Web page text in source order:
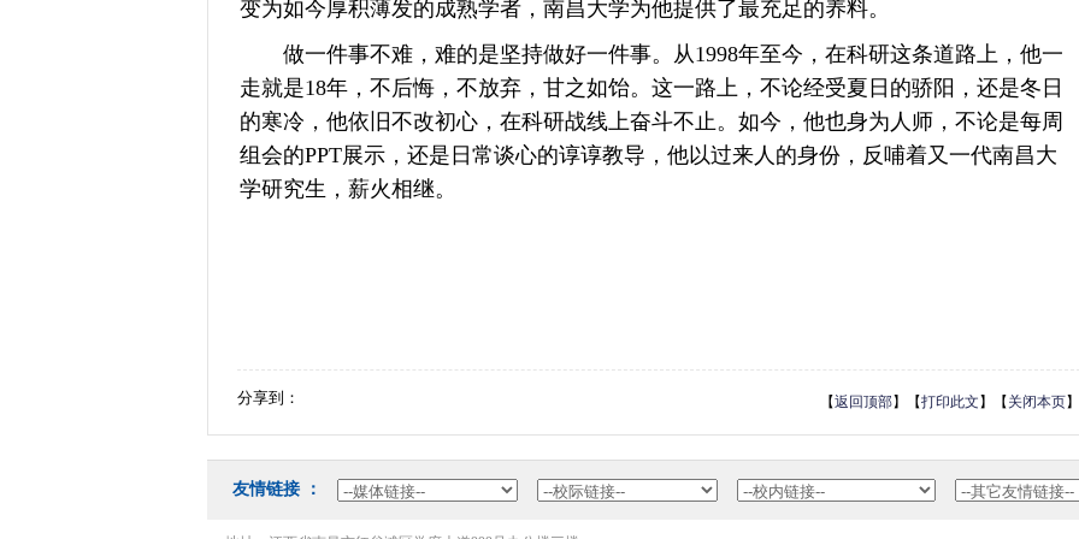
变为如今厚积薄发的成熟学者，南昌大学为他提供了最充足的养料。
做一件事不难，难的是坚持做好一件事。从1998年至今，在科研这条道路上，他一
走就是18年，不后悔，不放弃，甘之如饴。这一路上，不论经受夏日的骄阳，还是冬日
的寒冷，他依旧不改初心，在科研战线上奋斗不止。如今，他也身为人师，不论是每周
组会的PPT展示，还是日常谈心的谆谆教导，他以过来人的身份，反哺着又一代南昌大
学研究生，薪火相继。
分享到： 【返回顶部】【打印此文 】【 关闭本页】
友情链接：